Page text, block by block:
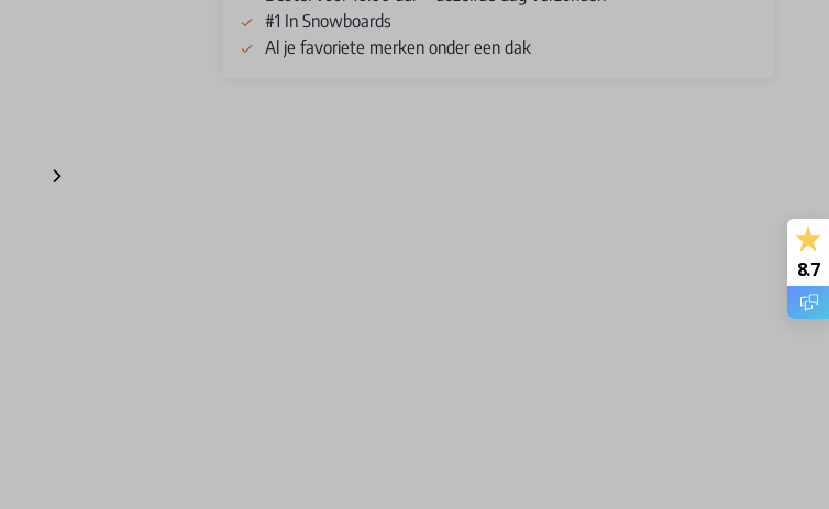
#1 In Snowboards
Al je favoriete merken onder een dak
8.7